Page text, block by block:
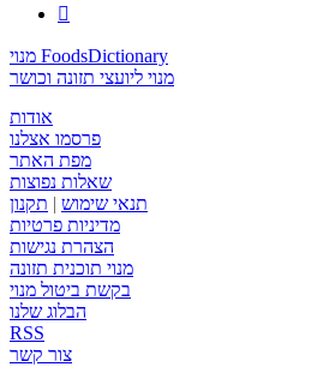

מנוי FoodsDictionary
מנוי ליועצי תזונה וכושר
אודות
פרסמו אצלנו
מפת האתר
שאלות נפוצות
תנאי שימוש | תקנון
מדיניות פרטיות
הצהרת נגישות
מנוי תוכנית תזונה
בקשת ביטול מנוי
הבלוג שלנו
RSS
צור קשר